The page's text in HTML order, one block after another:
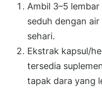
Ambil 3–5
seduh dengan
sehari.
Ekstrak kapsul/
tersedia
tapak dara yang